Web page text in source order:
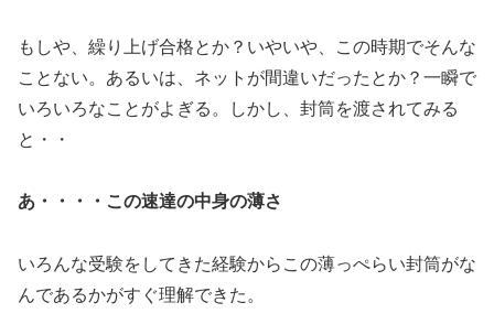
もしや、繰り上げ合格とか？いやいや、この時期でそんな
ことない。あるいは、ネットが間違いだったとか？一瞬で
いろいろなことがよぎる。しかし、封筒を渡されてみる
と・・
あ・・・・この速達の中身の薄さ
いろんな受験をしてきた経験からこの薄っぺらい封筒がな
んであるかがすぐ理解できた。